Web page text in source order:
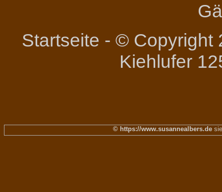
Startseite - © Copyright
Kiehlufer
© https://www.susannealbers.de